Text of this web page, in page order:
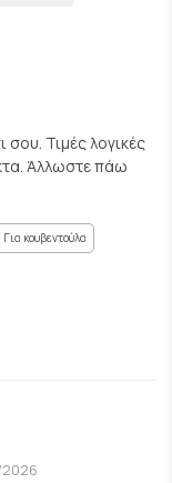
σου. Τιμές λογικές
Άλλωστε πάω
Για κουβεντούλα